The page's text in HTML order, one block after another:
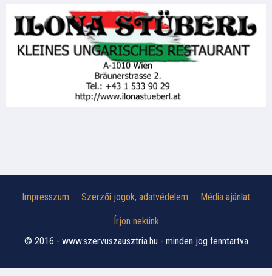
Impresszum Szerzői jogok, adatvédelem Média ajánlat
Írjon nekünk
© 2016 - www.szervuszausztria.hu - minden jog fenntartva